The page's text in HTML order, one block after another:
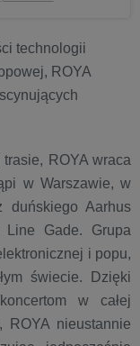
technologii
ROYA
ROYA wraca
w Warszawie, w
duńskiego Aarhus
Gade. Grupa
i popu,
świecie. Dzięki
w całej
ROYA nieustannie